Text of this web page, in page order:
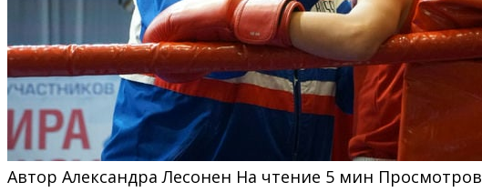
Автор Александра Лесонен На чтение 5 мин Просмотров